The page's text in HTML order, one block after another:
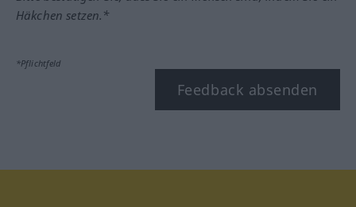
Häkchen setzen.*
*Pflichtfeld
Feedback absenden